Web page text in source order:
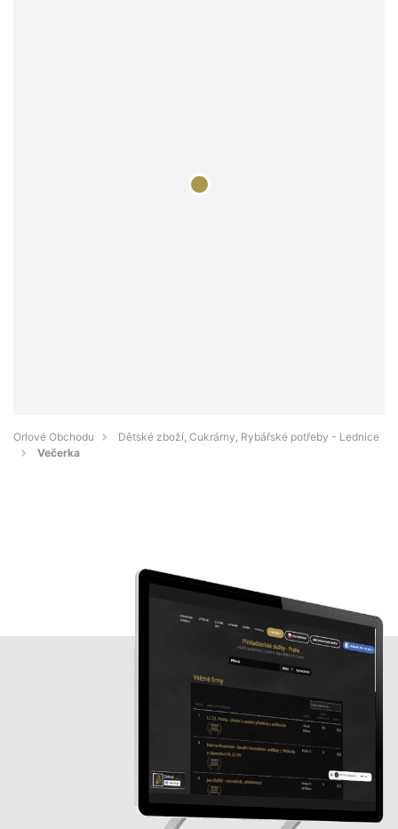
Orlové Obchodu
Dětské zboží, Cukrárny, Rybářské potřeby - Lednice
Večerka